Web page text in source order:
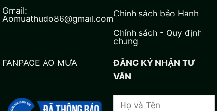
Gmail:
Aomuathudo86@gmail.com
Chính sách bảo Hành
Chính sách - Quy định
chung
FANPAGE ÁO MƯA
ĐĂNG KÝ NHẬN TƯ
VẤN